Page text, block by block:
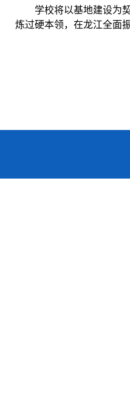
学校将以基地建设为
炼过硬本领，在龙江全面